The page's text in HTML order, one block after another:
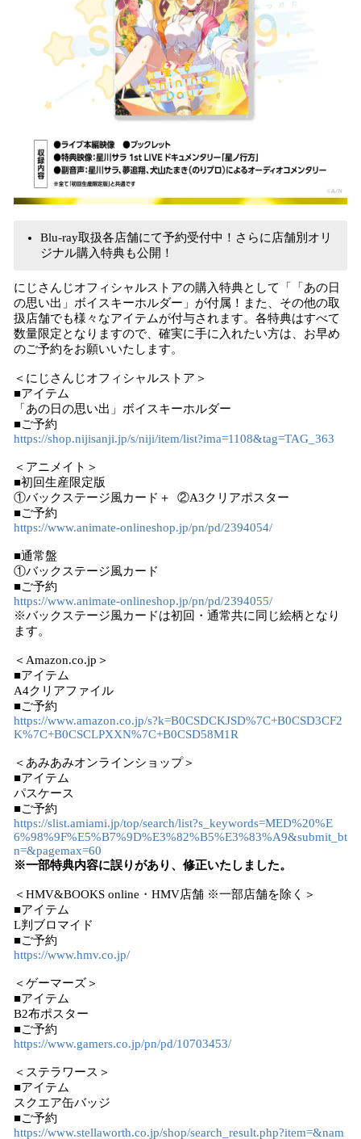
Blu-ray取扱各店舗にて予約受付中！さらに店舗別オリ
ジナル購入特典も公開！
にじさんじオフィシャルストアの購入特典として「「あの日
の思い出」ボイスキーホルダー」が付属！また、その他の取
扱店舗でも様々なアイテムが付与されます。各特典はすべて
数量限定となりますので、確実に手に入れたい方は、お早め
のご予約をお願いいたします。
＜にじさんじオフィシャルストア＞
■アイテム
「あの日の思い出」ボイスキーホルダー
■ご予約
https://shop.nijisanji.jp/s/niji/item/list?ima=1108&tag=TAG_363
＜アニメイト＞
■初回生産限定版
①バックステージ風カード＋ ②A3クリアポスター
■ご予約
https://www.animate-onlineshop.jp/pn/pd/2394054/
■通常盤
①バックステージ風カード
■ご予約
https://www.animate-onlineshop.jp/pn/pd/2394055/
※バックステージ風カードは初回・通常共に同じ絵柄となり
ます。
＜Amazon.co.jp＞
■アイテム
A4クリアファイル
■ご予約
https://www.amazon.co.jp/s?k=B0CSDCKJSD%7C+B0CSD3CF2
K%7C+B0CSCLPXXN%7C+B0CSD58M1R
＜あみあみオンラインショップ＞
■アイテム
パスケース
■ご予約
https://slist.amiami.jp/top/search/list?s_keywords=MED%20%E
6%98%9F%E5%B7%9D%E3%82%B5%E3%83%A9&submit_bt
n=&pagemax=60
※一部特典内容に誤りがあり、修正いたしました。
＜HMV&BOOKS online・HMV店舗 ※一部店舗を除く＞
■アイテム
L判ブロマイド
■ご予約
https://www.hmv.co.jp/
＜ゲーマーズ＞
■アイテム
B2布ポスター
■ご予約
https://www.gamers.co.jp/pn/pd/10703453/
＜ステラワース＞
■アイテム
スクエア缶バッジ
■ご予約
https://www.stellaworth.co.jp/shop/search_result.php?item=&nam